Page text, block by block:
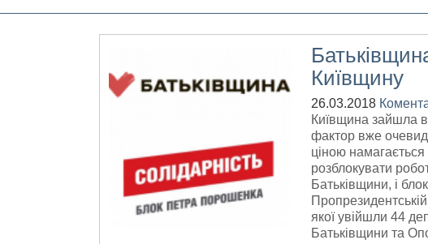
Київщину
26.03.2018
Київщина зайшла в
фактор вже
ціною намагається
розблокувати
Батьківщини, і
якої увійшли 44
Батьківщини та